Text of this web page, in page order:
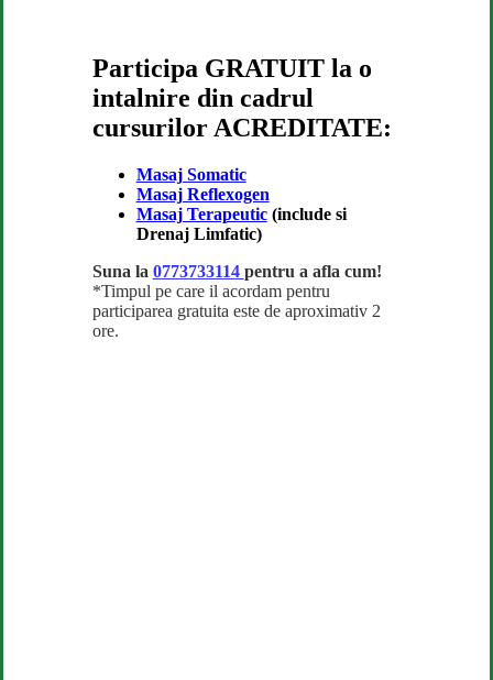
Participa GRATUIT la o
intalnire din cadrul
cursurilor ACREDITATE:
Masaj Somatic
Masaj Reflexogen
Masaj Terapeutic(include si
Drenaj Limfatic)
Suna la 0773733114 pentru a afla cum!
*Timpul pe care il acordam pentru
participarea gratuita este de aproximativ 2
ore.